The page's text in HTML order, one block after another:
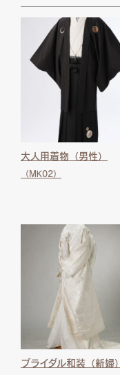
大人用着物（男性）
（MK02）
ブライダル和装（新婦）